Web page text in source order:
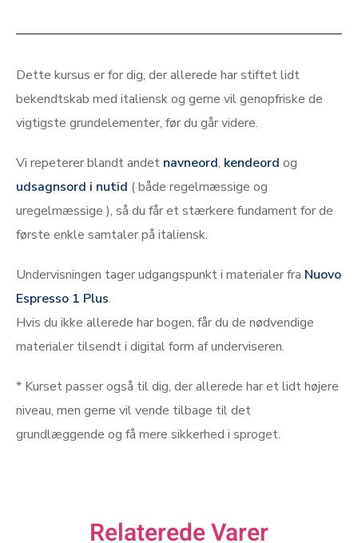
Dette kursus er for dig, der allerede har stiftet lidt
bekendtskab med italiensk og gerne vil genopfriske de
vigtigste grundelementer, før du går videre.
Vi repeterer blandt andet navneord, kendeord og
udsagnsord i nutid ( både regelmæssige og
uregelmæssige ), så du får et stærkere fundament for de
første enkle samtaler på italiensk.
Undervisningen tager udgangspunkt i materialer fra Nuovo
Espresso 1 Plus.
Hvis du ikke allerede har bogen, får du de nødvendige
materialer tilsendt i digital form af underviseren.
* Kurset passer også til dig, der allerede har et lidt højere
niveau, men gerne vil vende tilbage til det
grundlæggende og få mere sikkerhed i sproget.
Relaterede Varer